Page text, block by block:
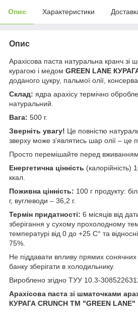
Опис Характеристики
Опис
Арахісова паста натуральна кранч зі
курагою і медом GREEN LANE
доданого цукру, пальмої олії,
Склад: ядра арахісу термічно
натуральний.
Вага: 500 г.
Зверніть увагу! Це повністю
зверху може з'являтись шар олії – це
Просто перемішайте перед вживанням.
Енергетична цінність (калорійність)
ккал.
Поживна цінність: 100 г продукту:
г, вуглеводи – 36,2 г.
Термін придатності: 6 місяців від
зберігання у сухому прохолодному
температурі від 0 до +25 С° та
75%.
Не піддавати впливу прямих сонячних
банку зберігати в холодильнику.
Вироблено згідно ТУУ 10.3-
Арахісова паста зі шматочками
КУРАГА CRUNCH ТМ "GREEN LANE"